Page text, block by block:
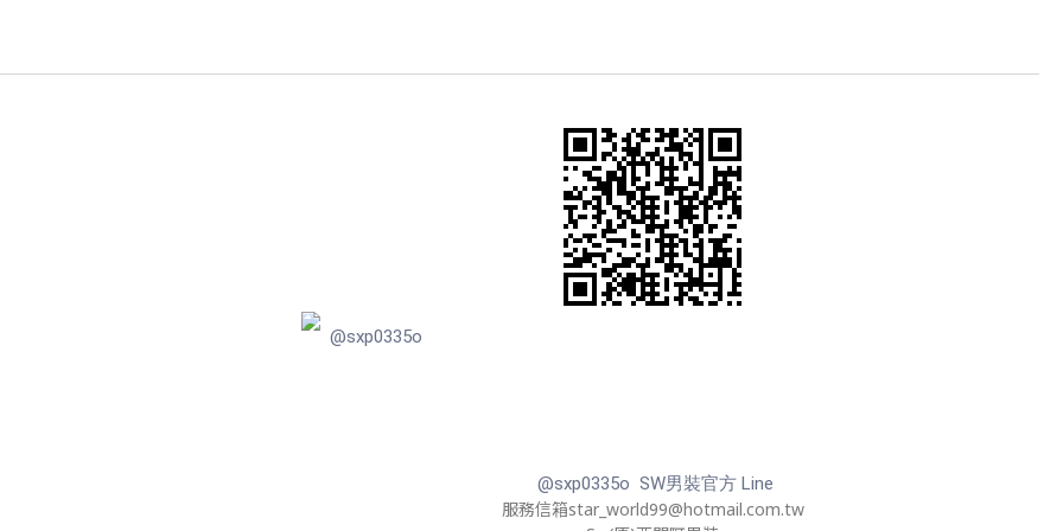
@sxp0335o
@sxp0335o SW男裝官方 Line
服務信箱star_world99@hotmail.com.tw